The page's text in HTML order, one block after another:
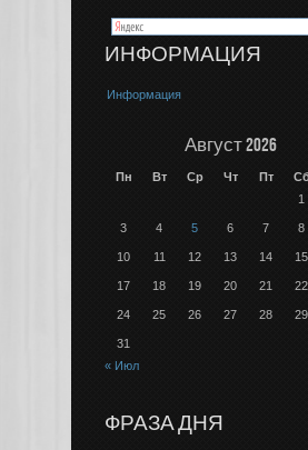
ИНФОРМАЦИЯ
Информация
Август 2026
Пн Вт Ср Чт Пт
1
3 4 5 6 7 8
10 11 12 13 14 15
17 18 19 20 21 22
24 25 26 27 28 29
31
« Июл
ФРАЗА ДНЯ